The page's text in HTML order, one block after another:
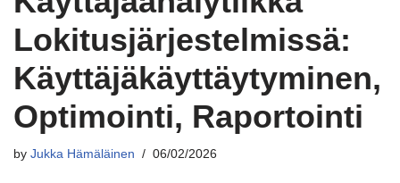
Lokitusjärjestelmissä:
Käyttäjäkäyttäytyminen,
Optimointi, Raportointi
by Jukka Hämäläinen 06/02/2026